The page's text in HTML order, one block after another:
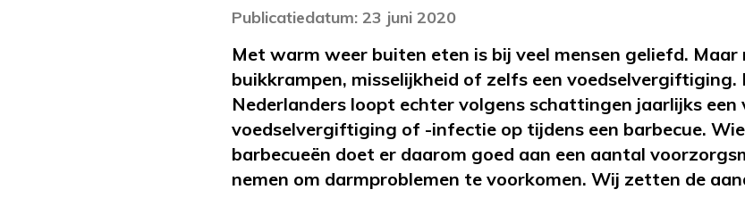
Publicatiedatum: 23 juni 2020
Met warm weer buiten eten is bij veel mensen geliefd.
buikkrampen, misselijkheid of zelfs een voedselvergiftiging.
Nederlanders loopt echter volgens schattingen jaarlijks een
voedselvergiftiging of -infectie op tijdens een barbecue.
barbecueën doet er daarom goed aan een aantal
nemen om darmproblemen te voorkomen. Wij zetten de